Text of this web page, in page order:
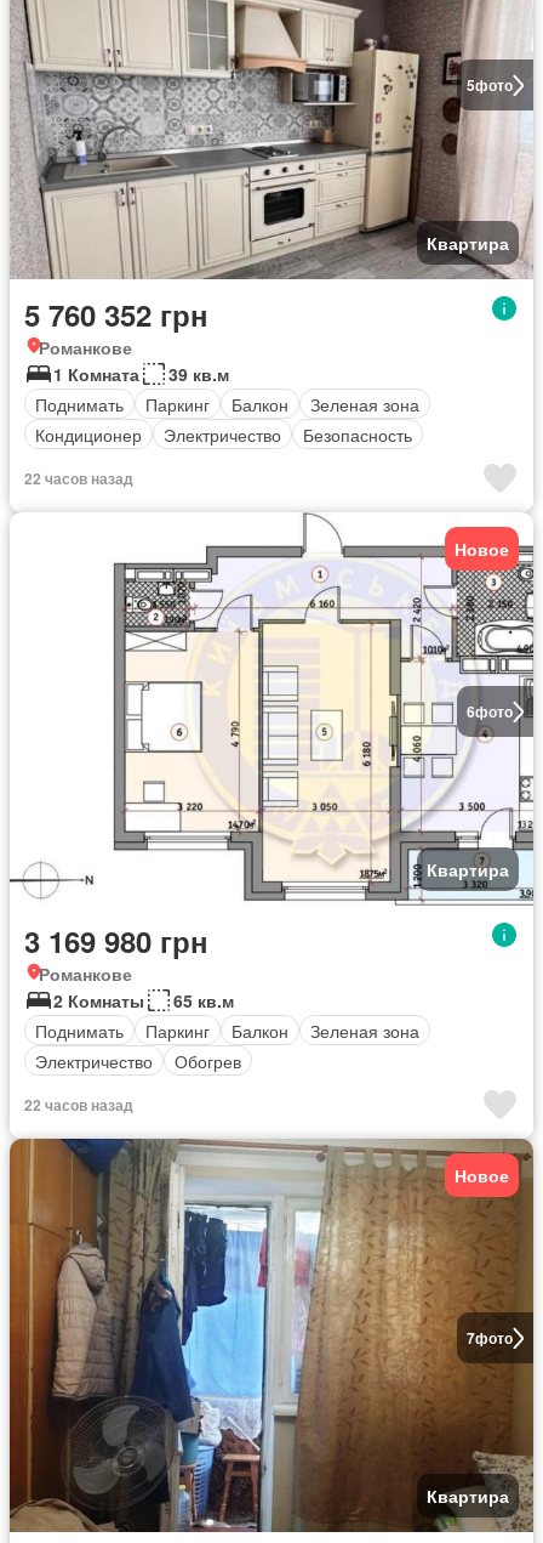
5фото
Квартира
5 760 352 грн
Романкове
1 Комната
39 кв.м
Поднимать
Паркинг Балкон
Зеленая зона
Кондиционер
Электричество Безопасность
22 часов назад
6фото
Новое
Квартира
3 169 980 грн
Романкове
2 Комнаты
65 кв.м
Поднимать
Паркинг Балкон
Зеленая зона
Электричество
Обогрев
22 часов назад
7фото
Новое
Квартира